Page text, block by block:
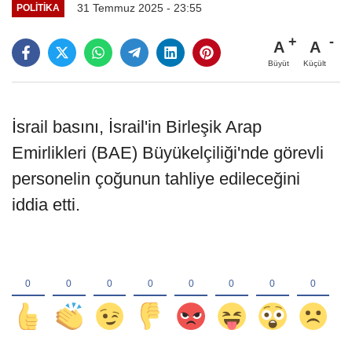
POLITIKA 31 Temmuz 2025 - 23:55
A
Büyüt
A
Küçült
İsrail basını, İsrail'in Birleşik Arap
Emirlikleri (BAE) Büyükelçiliği'nde görevli
personelin çoğunun tahliye edileceğini
iddia etti.